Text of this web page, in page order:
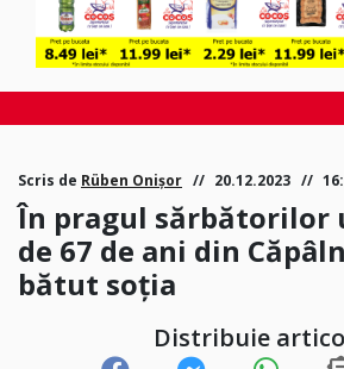
Scris de Rüben Onișor 20.12.2023
În pragul sărbătorilor
de 67 de ani din
bătut soția
Distribuie